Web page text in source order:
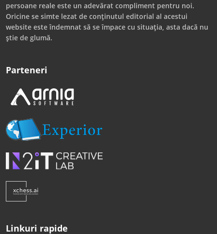
persoane reale este un adevărat compliment pentru noi.
Oricine se simte lezat de conținutul editorial al acestui
website este îndemnat să se împace cu situația, asta dacă nu
știe de glumă.
Parteneri
Linkuri rapide